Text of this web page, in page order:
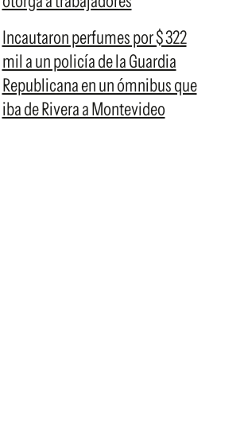
Incautaron perfumes por $ 322
mil a un policía de la Guardia
Republicana en un ómnibus que
iba de Rivera a Montevideo